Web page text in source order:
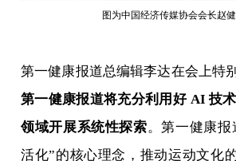
图为中国经济传媒协会会长赵
第一健康报道总编辑李达在会上特
第一健康报道将充分利用好 AI 技
领域开展系统性探索。第一健康报
活化”的核心理念，推动运动文化